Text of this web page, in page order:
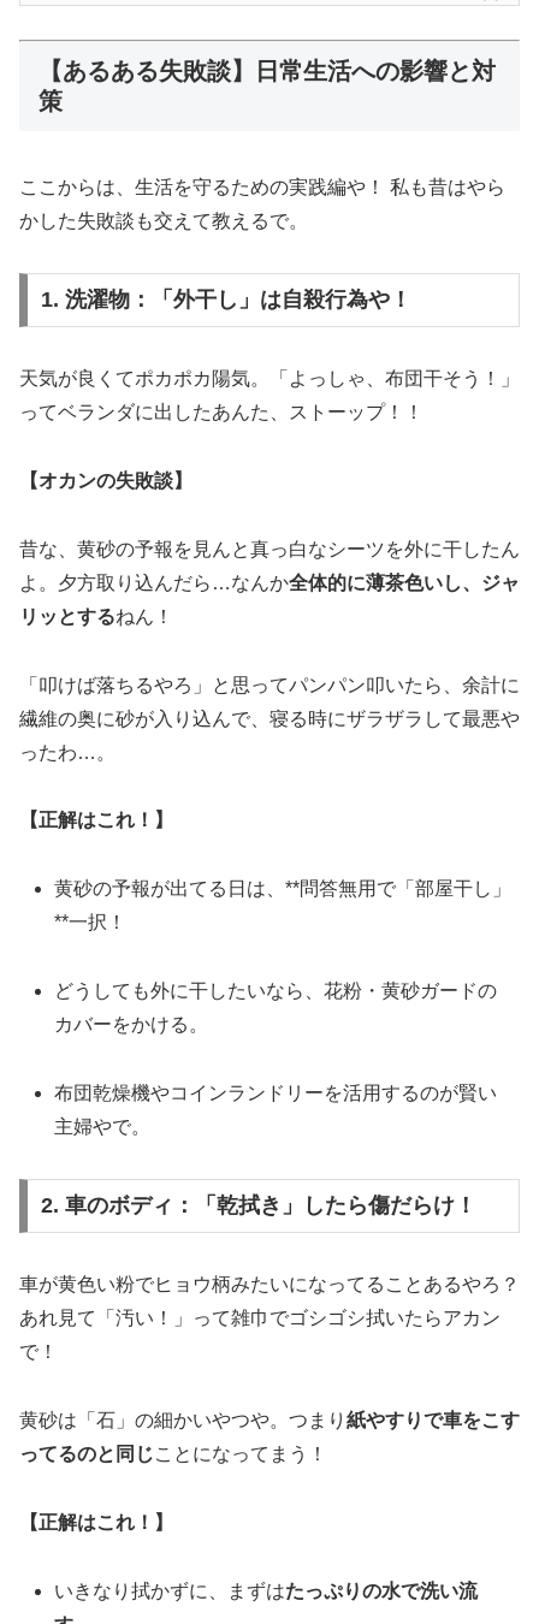
【あるある失敗談】日常生活への影響と対
策
ここからは、生活を守るための実践編や！ 私も昔はやら
かした失敗談も交えて教えるで。
1. 洗濯物：「外干し」は自殺行為や！
天気が良くてポカポカ陽気。「よっしゃ、布団干そう！」
ってベランダに出したあんた、ストーップ！！
【オカンの失敗談】
昔な、黄砂の予報を見んと真っ白なシーツを外に干したん
よ。夕方取り込んだら…なんか全体的に薄茶色いし、ジャ
リッとするねん！
「叩けば落ちるやろ」と思ってパンパン叩いたら、余計に
繊維の奥に砂が入り込んで、寝る時にザラザラして最悪や
ったわ…。
【正解はこれ！】
黄砂の予報が出てる日は、**問答無用で「部屋干し」
**一択！
どうしても外に干したいなら、花粉・黄砂ガードの
カバーをかける。
布団乾燥機やコインランドリーを活用するのが賢い
主婦やで。
2. 車のボディ：「乾拭き」したら傷だらけ！
車が黄色い粉でヒョウ柄みたいになってることあるやろ？
あれ見て「汚い！」って雑巾でゴシゴシ拭いたらアカン
で！
黄砂は「石」の細かいやつや。つまり 紙やすりで車をこす
ってるのと同じことになってまう！
【正解はこれ！】
いきなり拭かずに、まずはたっぷりの水で洗い流